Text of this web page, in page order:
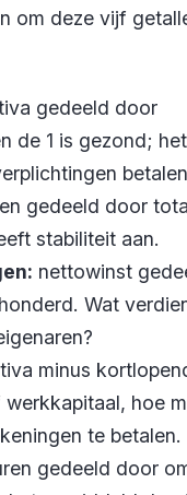
om deze vijf
gedeeld door
de 1 is gezond; het
gedeeld door
stabiliteit aan.
nettowinst
Wat
minus
hoe
te betalen.
gedeeld door